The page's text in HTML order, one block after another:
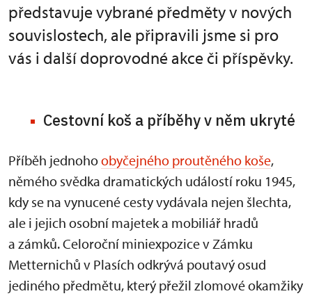
představuje vybrané předměty v nových
souvislostech, ale připravili jsme si pro
vás i další doprovodné akce či příspěvky.
Cestovní koš a příběhy v něm ukryté
Příběh jednohoobyčejného proutěného koše,
němého svědka dramatických událostí roku 1945,
kdy se na vynucené cesty vydávala nejen šlechta,
ale i jejich osobní majetek a mobiliář hradů
a zámků. Celoroční miniexpozice v Zámku
Metternichů v Plasích odkrývá poutavý osud
jediného předmětu, který přežil zlomové okamžiky